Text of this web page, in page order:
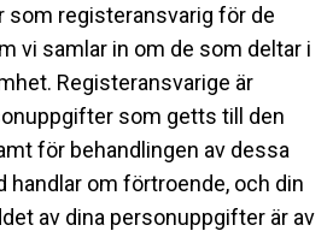
som registeransvarig för de
vi samlar in om de som deltar i
Registeransvarige är
som getts till den
för behandlingen av dessa
handlar om förtroende, och din
av dina personuppgifter är av